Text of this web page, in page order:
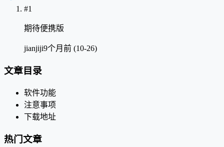
#1
期待便携版
jianjiji9个月前 (10-26)
文章目录
软件功能
注意事项
下载地址
热门文章